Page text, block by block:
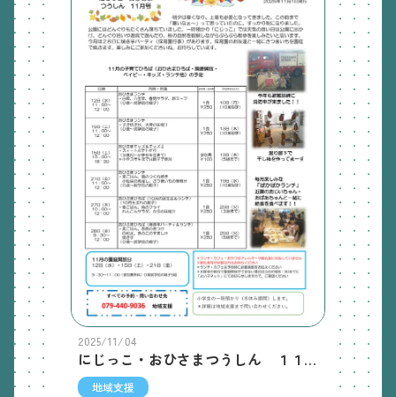
2025/11/04
にじっこ・おひさまつうしん １１月号
地域支援